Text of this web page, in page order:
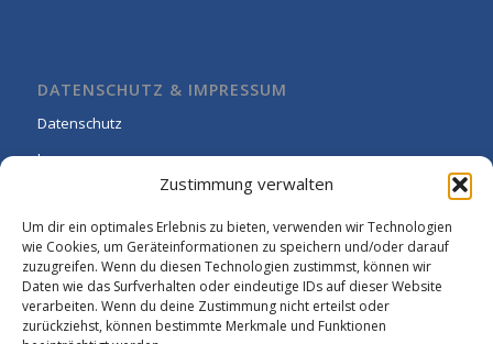
Zustimmung verwalten
Um dir ein optimales Erlebnis zu bieten, verwenden wir Technologien
wie Cookies, um Geräteinformationen zu speichern und/oder darauf
zuzugreifen. Wenn du diesen Technologien zustimmst, können wir
Daten wie das Surfverhalten oder eindeutige IDs auf dieser Website
verarbeiten. Wenn du deine Zustimmung nicht erteilst oder
zurückziehst, können bestimmte Merkmale und Funktionen
DATENSCHUTZ & IMPRESSUM
Datenschutz
Impressum
Cookie-Richtlinie (EU)